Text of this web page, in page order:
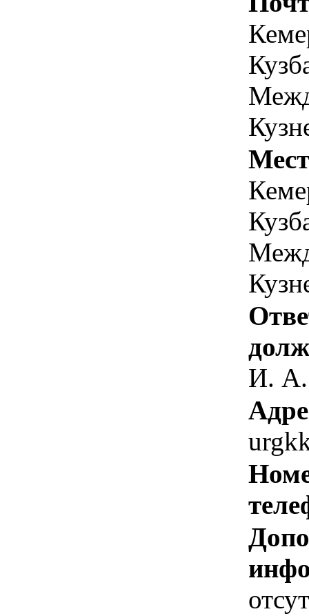
И. А.